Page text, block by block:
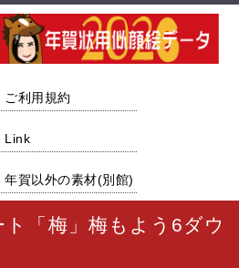
ご利用規約
Link
年賀以外の素材(別館)
「梅」梅もよう6ダウ